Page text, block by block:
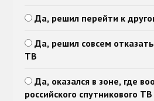
Да, решил перейти к
Да, решил совсем
ТВ
Да, оказался в зоне, где
российского спутникового ТВ